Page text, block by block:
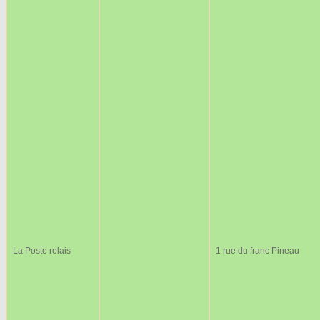
La Poste relais 1 rue du franc Pineau